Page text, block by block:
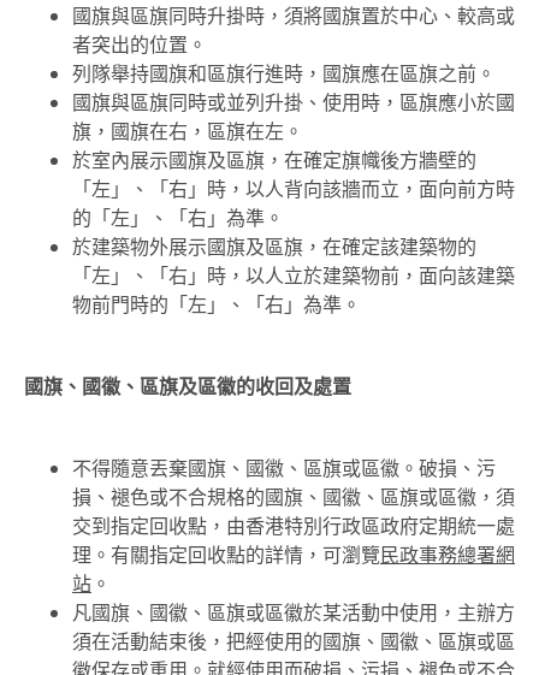
國旗與區旗同時升掛時，須將國旗置於中心、較高或
者突出的位置。
列隊舉持國旗和區旗行進時，國旗應在區旗之前。
國旗與區旗同時或並列升掛、使用時，區旗應小於國
旗，國旗在右，區旗在左。
於室內展示國旗及區旗，在確定旗幟後方牆壁的
「左」、「右」時，以人背向該牆而立，面向前方時
的「左」、「右」為準。
於建築物外展示國旗及區旗，在確定該建築物的
「左」、「右」時，以人立於建築物前，面向該建築
物前門時的「左」、「右」為準。
國旗、國徽、區旗及區徽的收回及處置
不得隨意丟棄國旗、國徽、區旗或區徽。破損、污
損、褪色或不合規格的國旗、國徽、區旗或區徽，須
交到指定回收點，由香港特別行政區政府定期統一處
理。有關指定回收點的詳情，可瀏覽民政事務總署網
站 。
凡國旗、國徽、區旗或區徽於某活動中使用，主辦方
須在活動結束後，把經使用的國旗、國徽、區旗或區